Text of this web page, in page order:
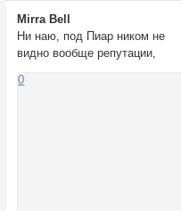
Mirra Bell
Ни наю, под Пиар ником не
видно вообще репутации,
0